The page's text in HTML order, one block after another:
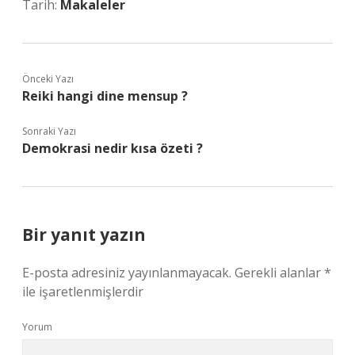
Tarih: Makaleler
Önceki Yazı
Reiki hangi dine mensup ?
Sonraki Yazı
Demokrasi nedir kısa özeti ?
Bir yanıt yazın
E-posta adresiniz yayınlanmayacak. Gerekli alanlar*
ile işaretlenmişlerdir
Yorum